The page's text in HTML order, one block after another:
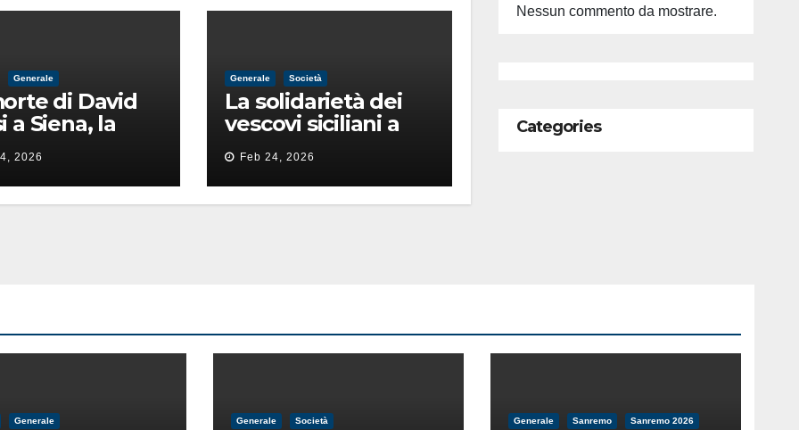
Generale
di David
a Siena, la
lancia la
di
male
2026
Generale Società
La solidarietà dei
vescovi siciliani a
Lorefice: «Ha difeso
il valore e la dignità
dell’umanità»
Feb 24, 2026
Nessun commento da mostrare.
Categories
Generale Generale Società Generale Sanremo Sanremo 2026